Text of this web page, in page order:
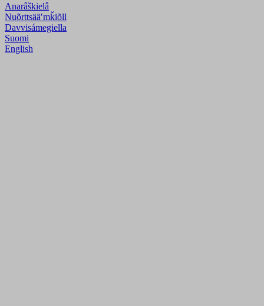
Anarâškielâ
Nuõrttsääʹmǩiõll
Davvisámegiella
Suomi
English